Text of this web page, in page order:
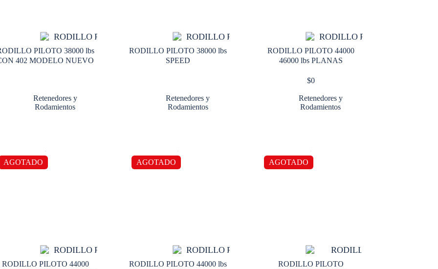
PILOTO 38000 lbs
402 MODELO NUEVO
Retenedores y
Rodamientos
RODILLO PILOTO 38000 lbs
SPEED
Retenedores y
Rodamientos
RODILLO PILOTO 44000
46000 lbs PLANAS
$0
Retenedores y
Rodamientos
AGOTADO
RODILLO PILOTO 44000
AGOTADO
RODILLO PILOTO 44000 lbs
AGOTADO
RODILLO PILOTO